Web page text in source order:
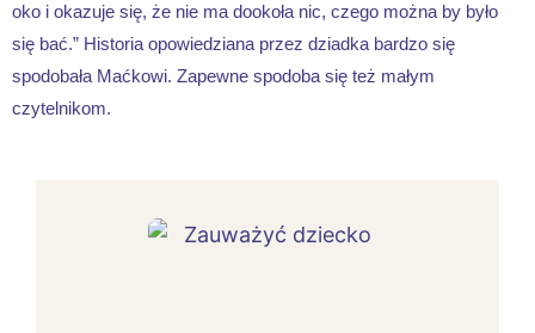
oko i okazuje się, że nie ma dookoła nic, czego można by było
się bać.” Historia opowiedziana przez dziadka bardzo się
spodobała Maćkowi. Zapewne spodoba się też małym
czytelnikom.